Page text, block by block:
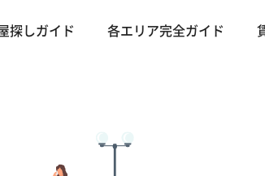
探しガイド 各エリア完全ガイド